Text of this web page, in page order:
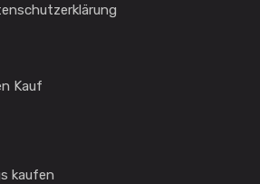
Kauf
kaufen